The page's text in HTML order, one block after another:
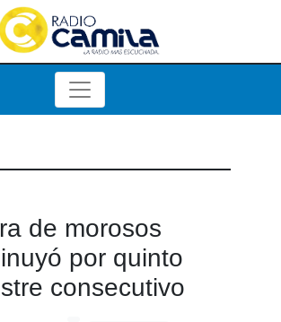
de morosos
por quinto
consecutivo